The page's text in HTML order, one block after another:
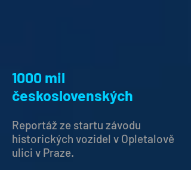
1000 mil
československých
Reportáž ze startu závodu
historických vozidel v Opletalově
ulici v Praze.